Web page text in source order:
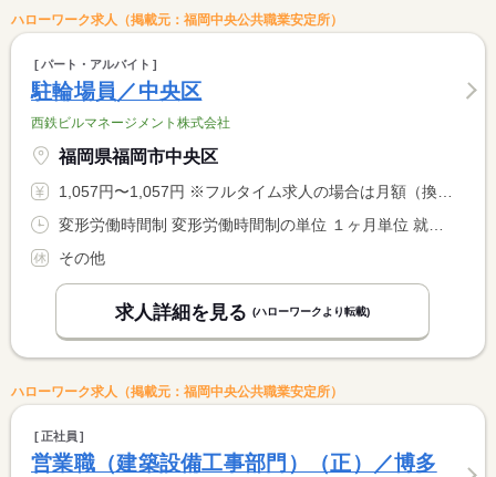
ハローワーク求人（掲載元：福岡中央公共職業安定所）
パート・アルバイト
駐輪場員／中央区
西鉄ビルマネージメント株式会社
福岡県福岡市中央区
1,057円〜1,057円 ※フルタイム求人の場合は月額（換算額）、パート求人の場合は時間額を表示しています。
変形労働時間制 変形労働時間制の単位 １ヶ月単位 就業時間１ 6時30分〜10時30分 就業時間２ 8時00分〜14時00分 就業時間３ 13時50分〜19時50分 就業時間に関する特記事項 １か月に（１）の勤務が月４日程度、（２）（３）の勤務がそれぞ <BR> れ月６日程度の働き方です。 <BR> ただし、勤務日が土日祝の場合は勤務時間が前後します。※求人に <BR> 関する特記事項を参照
その他
求人詳細を見る (ハローワークより転載)
ハローワーク求人（掲載元：福岡中央公共職業安定所）
正社員
営業職（建築設備工事部門）（正）／博多